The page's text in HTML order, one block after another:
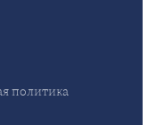
политика